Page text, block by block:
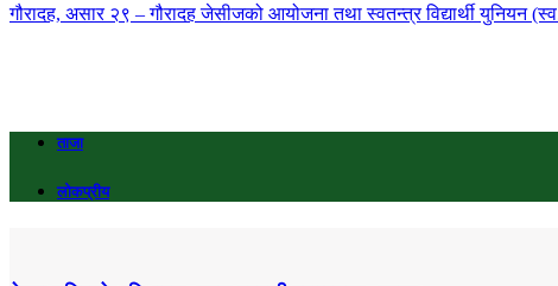
गौरादह, असार २९ – गौरादह जेसीजको आयोजना तथा स्वतन्त्र विद्यार्थी युनियन
ताजा
लोकप्रीय